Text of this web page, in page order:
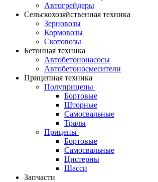
Автогрейдеры
Сельскохозяйственная техника
Зерновозы
Кормовозы
Скотовозы
Бетонная техника
Автобетононасосы
Автобетоносмесители
Прицепная техника
Полуприцепы
Бортовые
Шторные
Самосвальные
Тралы
Прицепы
Бортовые
Самосвальные
Цистерны
Шасси
Запчасти